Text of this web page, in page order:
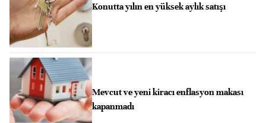
Konutta yılın en yüksek aylık satışı
Mevcut ve yeni kiracı enflasyon makası
kapanmadı